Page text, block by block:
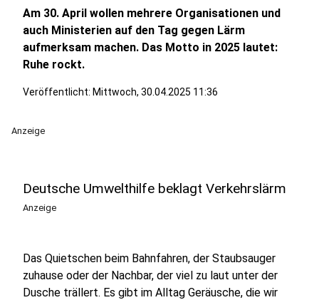
Am 30. April wollen mehrere Organisationen und
auch Ministerien auf den Tag gegen Lärm
aufmerksam machen. Das Motto in 2025 lautet:
Ruhe rockt.
Veröffentlicht: Mittwoch, 30.04.2025 11:36
Anzeige
Deutsche Umwelthilfe beklagt Verkehrslärm
Anzeige
Das Quietschen beim Bahnfahren, der Staubsauger
zuhause oder der Nachbar, der viel zu laut unter der
Dusche trällert. Es gibt im Alltag Geräusche, die wir